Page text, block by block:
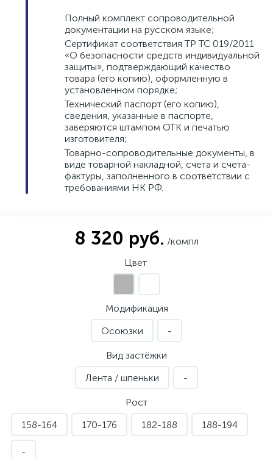
Полный комплект сопроводительной
документации на русском языке;
Сертификат соответствия ТР ТС 019/2011
«О безопасности средств индивидуальной
защиты», подтверждающий качество
товара (его копию), оформленную в
установленном порядке;
Технический паспорт (его копию),
сведения, указанные в паспорте,
заверяются штампом ОТК и печатью
изготовителя;
Товарно-сопроводительные документы, в
виде товарной накладной, счета и счета-
фактуры, заполненного в соответствии с
требованиями НК РФ.
8 320 руб. /компл
Цвет
Модификация
Осоюзки
-
Вид застёжки
Лента / шпеньки
-
Рост
158-164
170-176 182-188 188-194
-